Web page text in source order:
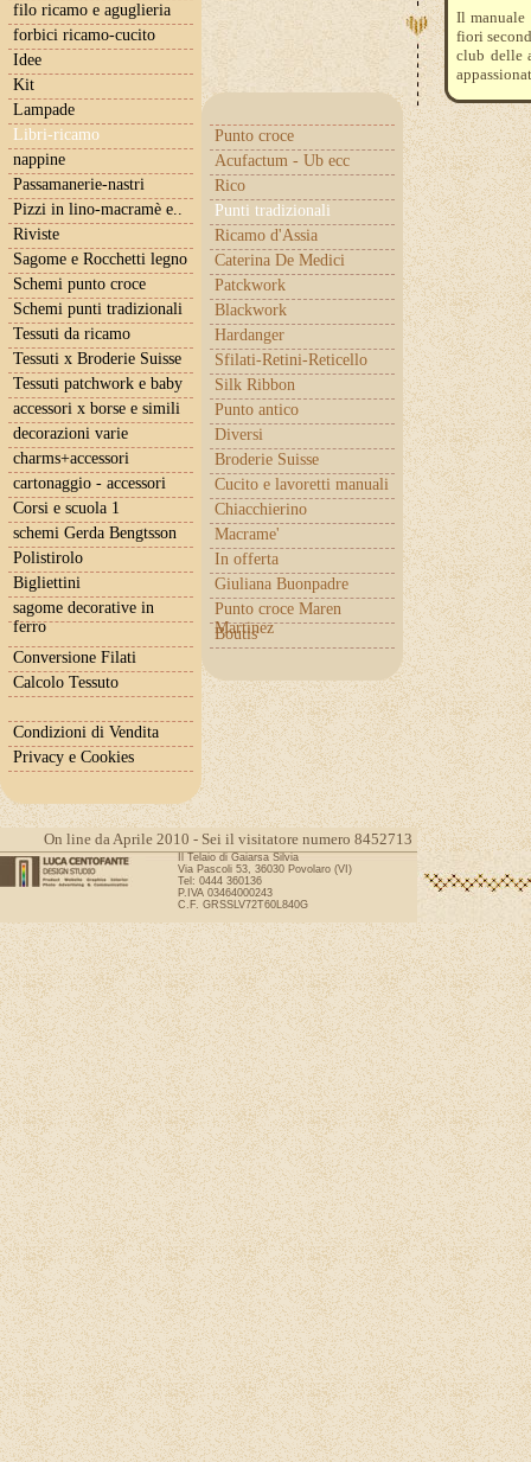
filo ricamo e aguglieria
forbici ricamo-cucito
Idee
Kit
Lampade
Libri-ricamo
Punto croce
Acufactum - Ub ecc
Rico
Punti tradizionali
Ricamo d'Assia
Caterina De Medici
Patckwork
Blackwork
Hardanger
Sfilati-Retini-Reticello
Silk Ribbon
Punto antico
Diversi
Broderie Suisse
Cucito e lavoretti manuali
Chiacchierino
Macrame'
In offerta
Giuliana Buonpadre
Punto croce Maren
Martinez
Boutis
nappine
Passamanerie-nastri
Pizzi in lino-macramè e..
Riviste
Sagome e Rocchetti legno
Schemi punto croce
Schemi punti tradizionali
Tessuti da ricamo
Tessuti x Broderie Suisse
Tessuti patchwork e baby
accessori x borse e simili
decorazioni varie
charms+accessori
cartonaggio - accessori
Corsi e scuola 1
schemi Gerda Bengtsson
Polistirolo
Bigliettini
sagome decorative in
ferro
Conversione Filati
Calcolo Tessuto
Condizioni di Vendita
Privacy e Cookies
Il manuale
fiori
club delle
On line da Aprile 2010 - Sei il visitatore numero 8452713
Il Telaio di Gaiarsa Silvia
Via Pascoli 53, 36030 Povolaro (VI)
Tel: 0444 360136
P.IVA 03464000243
C.F. GRSSLV72T60L840G